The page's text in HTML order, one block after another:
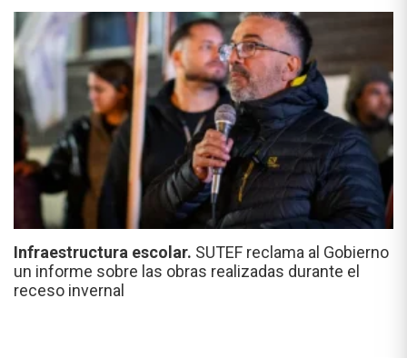
Infraestructura escolar. SUTEF reclama al Gobierno
un informe sobre las obras realizadas durante el
receso invernal